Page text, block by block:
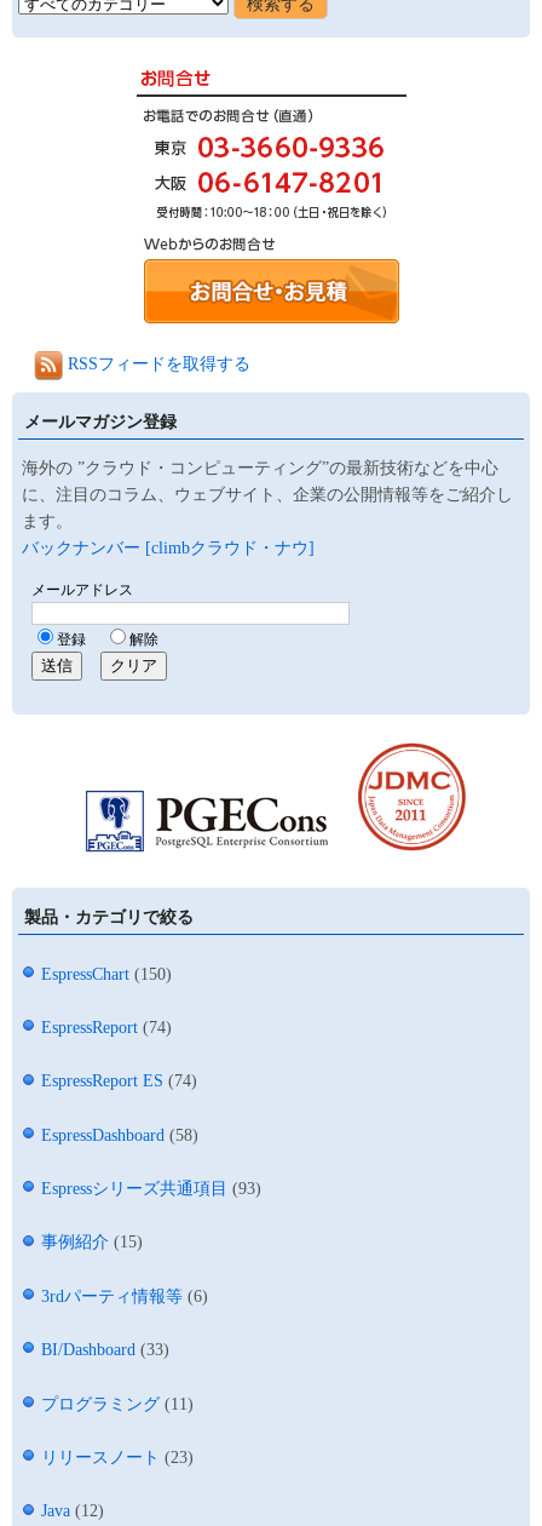
RSSフィードを取得する
メールマガジン登録
海外の ”クラウド・コンピューティング”の最新技術などを中心
に、注目のコラム、ウェブサイト、企業の公開情報等をご紹介し
ます。
バックナンバー [climbクラウド・ナウ]
製品・カテゴリで絞る
EspressChart (150)
EspressReport (74)
EspressReport ES (74)
EspressDashboard (58)
Espressシリーズ共通項目 (93)
事例紹介 (15)
3rdパーティ情報等 (6)
BI/Dashboard (33)
プログラミング (11)
リリースノート (23)
Java (12)